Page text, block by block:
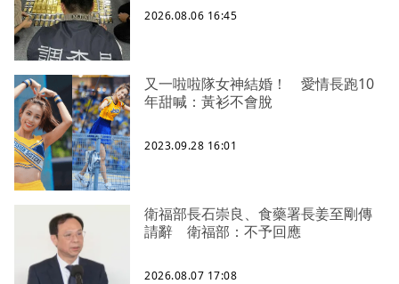
2026.08.06 16:45
又一啦啦隊女神結婚！ 愛情長跑10
年甜喊：黃衫不會脫
2023.09.28 16:01
衛福部長石崇良、食藥署長姜至剛傳
請辭 衛福部：不予回應
2026.08.07 17:08